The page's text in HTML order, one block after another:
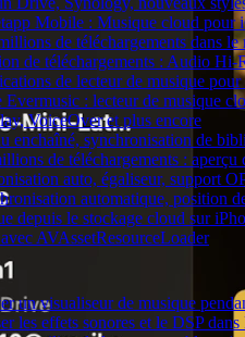
Mobile : Musique cloud pour
de téléchargements dans le
de téléchargements : Audio Hi-
de lecteur de musique
: lecteur de musique
VoiceOver et plus encore
enchaîné, synchronisation de
de téléchargements : aperçu
auto, égaliseur, support
automatique, position
depuis le stockage cloud sur
AVAssetResourceLoader
un visualiseur de musique
les effets sonores et le DSP